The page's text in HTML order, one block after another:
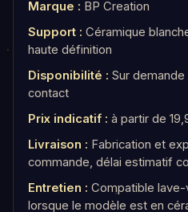
Marque : BP Creation
Support : Céramique
haute définition
Disponibilité : Sur
contact
Prix indicatif : à partir de
Livraison : Fabrication et
commande, délai estimatif
Entretien : Compatible
lorsque le modèle est en